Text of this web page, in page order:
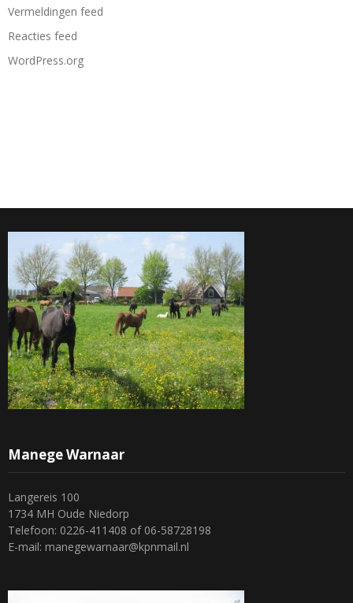
Vermeldingen feed
Reacties feed
WordPress.org
Manege Warnaar
Langereis 100
1734 MH Oude Niedorp
Telefoon: 0226-411408 of 06-58728198
E-mail: manegewarnaar@kpnmail.nl